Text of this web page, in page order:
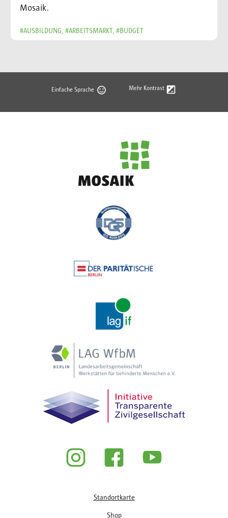
Mosaik.
#AUSBILDUNG, #ARBEITSMARKT, #BUDGET
Einfache Sprache Mehr Kontrast
Standortkarte
Shop